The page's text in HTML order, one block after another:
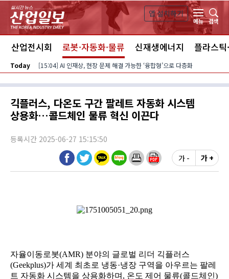
본문 바로가기
앱 설치하기
메뉴
검색
산업전시회 로봇·자동화·물류 신재생에너지 플라스틱
Today [15:04] AI 인재상, 현장 문제 해결 가능한 ‘융합형’으로 다층화
긱플러스, 다온도 구간 팔레트 자동화 시스템
상용화…콜드체인 물류 혁신 이끈다
등록시간 2025-06-27 15:15:50
가 -
가 +